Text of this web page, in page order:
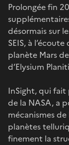
Prolongée fin
désormais sur
SEIS, à
planète Mars
d’Elysium
InSight, qui fait
de la NASA, a
mécanismes
planètes
finement la